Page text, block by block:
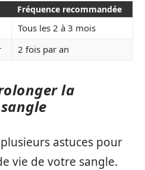
Fréquence recommandée
Tous les 2 à 3 mois
2 fois par an
la
astuces pour
vie de votre sangle.